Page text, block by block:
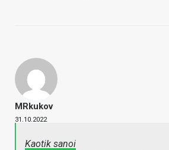
MRkukov
31.10.2022
Kaotik sanoi